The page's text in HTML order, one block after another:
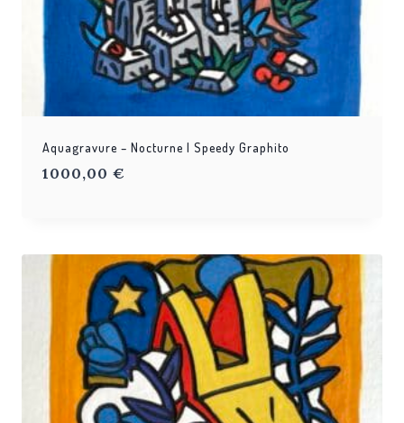
Aquagravure – Nocturne | Speedy Graphito
1000,00 €